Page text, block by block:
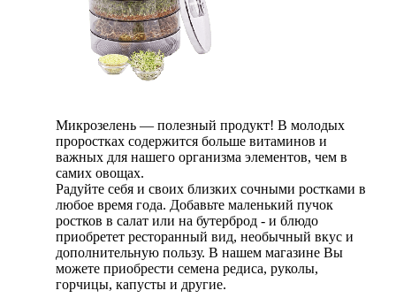
Микрозелень — полезный продукт! В молодых
проростках содержится больше витаминов и
важных для нашего организма элементов, чем в
самих овощах.
Радуйте себя и своих близких сочными ростками в
любое время года. Добавьте маленький пучок
ростков в салат или на бутерброд - и блюдо
приобретет ресторанный вид, необычный вкус и
дополнительную пользу. В нашем магазине Вы
можете приобрести семена редиса, руколы,
горчицы, капусты и другие.